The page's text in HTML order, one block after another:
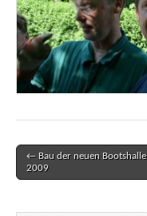
Post navigation
← Bau der neuen Bootshalle
2009